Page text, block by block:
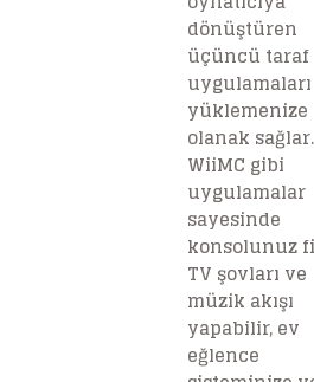
dönüştüren
üçüncü taraf
uygulamaları
yüklemenize
olanak sağlar.
WiiMC gibi
uygulamalar
sayesinde
konsolunuz
TV şovları ve
müzik akışı
yapabilir, ev
eğlence